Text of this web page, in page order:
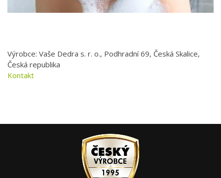
Výrobce: Vaše Dedra s. r. o., Podhradní 69, Česká Skalice,
Česká republika
Kontakt